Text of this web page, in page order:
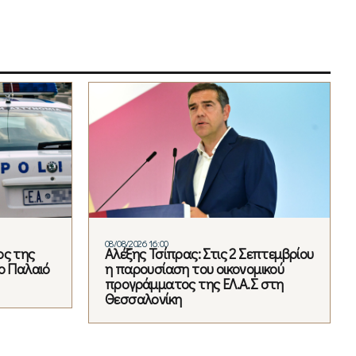
της
Παλαιό
08/08/2026 16:00
Αλέξης Τσίπρας: Στις 2 Σεπτεμβρίου
η παρουσίαση του οικονομικού
προγράμματος της ΕΛ.Α.Σ στη
Θεσσαλονίκη